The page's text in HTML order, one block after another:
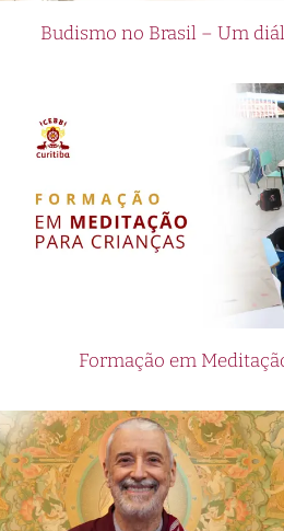
Budismo no Brasil – Um
Formação em